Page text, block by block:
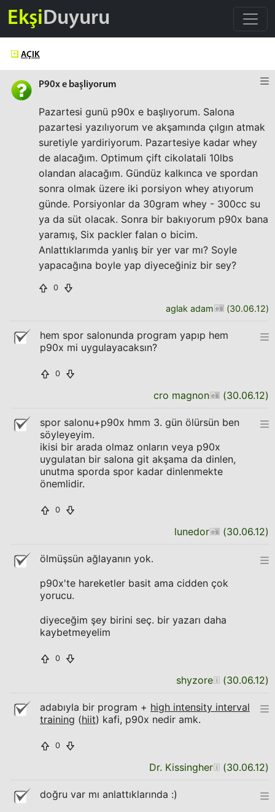
EkşiDuyuru
AÇIK
P90x e başliyorum
Pazartesi gunü p90x e başlıyorum. Salona
pazartesi yazılıyorum ve akşamında çılgın atmak
suretiyle yardiriyorum. Pazartesiye kadar whey
de alacağım. Optimum çift cikolatali 10lbs
olandan alacağım. Gündüz kalkınca ve spordan
sonra olmak üzere iki porsiyon whey atıyorum
günde. Porsiyonlar da 30gram whey - 300cc su
ya da süt olacak. Sonra bir bakıyorum p90x bana
yaramış, Six packler falan o bicim.
Anlattıklarımda yanlış bir yer var mı? Soyle
yapacağına boyle yap diyeceğiniz bir sey?
0
aglak adam (30.06.12)
hem spor salonunda program yapıp hem
p90x mi uygulayacaksın?
0
cro magnon (30.06.12)
spor salonu+p90x hmm 3. gün ölürsün ben
söyleyeyim.
ikisi bir arada olmaz onların veya p90x
uygulatan bir salona git akşama da dinlen,
unutma sporda spor kadar dinlenmekte
önemlidir.
0
lunedor (30.06.12)
ölmüşsün ağlayanın yok.
p90x'te hareketler basit ama cidden çok
yorucu.
diyeceğim şey birini seç. bir yazarı daha
kaybetmeyelim
0
shyzore (30.06.12)
adabıyla bir program + high intensity interval
training (hiit) kafi, p90x nedir amk.
0
Dr. Kissingher (30.06.12)
doğru var mı anlattıklarında :)